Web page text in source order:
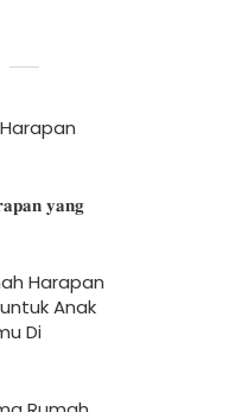
𝐲𝐚𝐧𝐠
Harapan
Anak
Di